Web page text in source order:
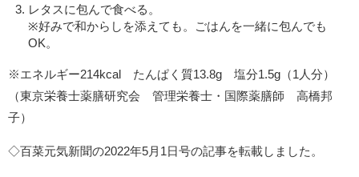
レタスに包んで食べる。
※好みで和からしを添えても。ごはんを一緒に包んでも
OK。
※エネルギー214kcal たんぱく質13.8g 塩分1.5g（1人分）
（東京栄養士薬膳研究会 管理栄養士・国際薬膳師 高橋邦
子）
◇百菜元気新聞の2022年5月1日号の記事を転載しました。